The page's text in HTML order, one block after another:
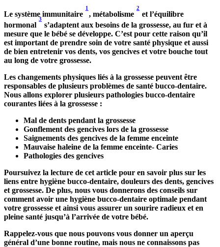
Le système immunitaire
1
, métabolisme
2
et l’équilibre
hormonal
3
s’adaptent aux besoins de la grossesse, au fur et à
mesure que le bébé se développe. C’est pour cette raison qu’il
est important de prendre soin de votre santé physique et aussi
de bien entretenir vos dents, vos gencives et votre bouche tout
au long de votre grossesse.
Les changements physiques liés à la grossesse peuvent être
responsables de plusieurs problèmes de santé bucco-dentaire.
Nous allons explorer plusieurs pathologies bucco-dentaire
courantes liées à la grossesse :
Mal de dents pendant la grossesse
Gonflement des gencives lors de la grossesse
Saignements des gencives de la femme enceinte
Mauvaise haleine de la femme enceinte- Caries
Pathologies des gencives
Poursuivez la lecture de cet article pour en savoir plus sur les
liens entre hygiène bucco-dentaire, douleurs des dents, gencives
et grossesse. De plus, nous vous donnerons des conseils sur
comment avoir une hygiène bucco-dentaire optimale pendant
votre grossesse et ainsi vous assurer un sourire radieux et en
pleine santé jusqu’à l’arrivée de votre bébé.
Rappelez-vous que nous pouvons vous donner un aperçu
général d’une bonne routine, mais nous ne connaissons pas